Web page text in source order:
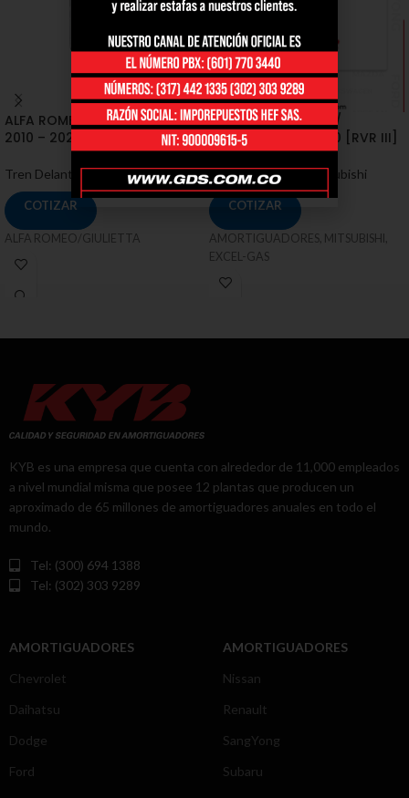
ALFA ROMEO/GIULIETTA 940
2010 – 2020 DI
Tren Delantero,Alfa Romeo
COTIZAR
ALFA ROMEO/GIULIETTA
AMORTIGUADORES /
MITSUBISHI / ASX 2.0 [RVR III]
Amortiguadores,Mitsubishi
COTIZAR
AMORTIGUADORES, MITSUBISHI,
EXCEL-GAS
KYB es una empresa que cuenta con alrededor de 11,000 empleados
a nivel mundial misma que posee 12 plantas que producen un
aproximado de 65 millones de amortiguadores anuales en todo el
mundo.
Tel: (300) 694 1388
Tel: (302) 303 9289
AMORTIGUADORES
Chevrolet
Daihatsu
Dodge
Ford
AMORTIGUADORES
Nissan
Renault
SangYong
Subaru